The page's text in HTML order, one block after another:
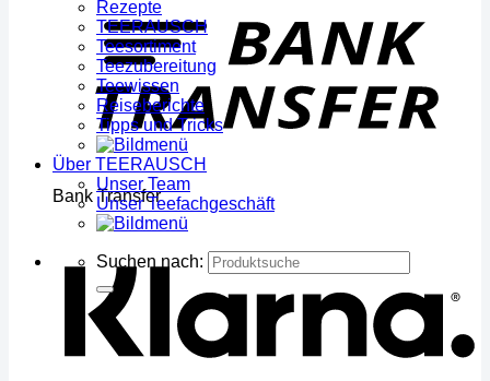
Bank Transfer
Rezepte
TEERAUSCH
Teesortiment
Teezubereitung
Teewissen
Reiseberichte
Tipps und Tricks
Über TEERAUSCH
Unser Team
Unser Teefachgeschäft
Suchen nach: